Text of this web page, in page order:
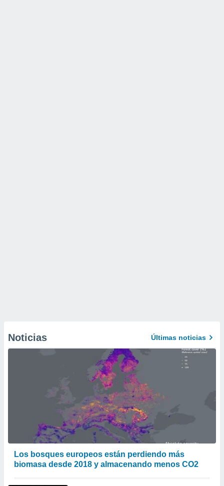
Noticias Últimas noticias
Los bosques europeos están perdiendo más
biomasa desde 2018 y almacenando menos CO2